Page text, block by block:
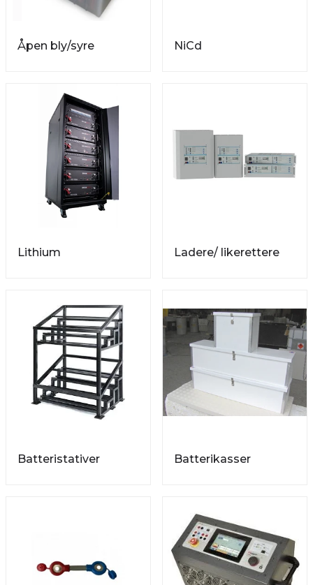
Åpen bly/syre NiCd
Lithium Ladere/ likerettere
Batteristativer Batterikasser